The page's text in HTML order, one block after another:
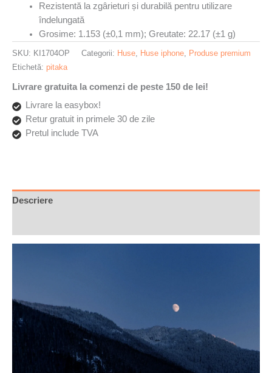
Rezistentă la zgârieturi și durabilă pentru utilizare
îndelungată
Grosime: 1.153 (±0,1 mm); Greutate: 22.17 (±1 g)
SKU: KI1704OP Categorii: Huse Huse iphone Produse premium
Etichetă: pitaka
Livrare gratuita la comenzi de peste 150 de lei!
Livrare la easybox!
Retur gratuit in primele 30 de zile
Pretul include TVA
Descriere